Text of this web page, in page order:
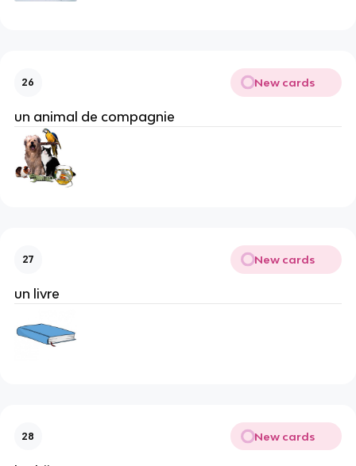
26 New cards
un animal de compagnie
27 New cards
un livre
28 New cards